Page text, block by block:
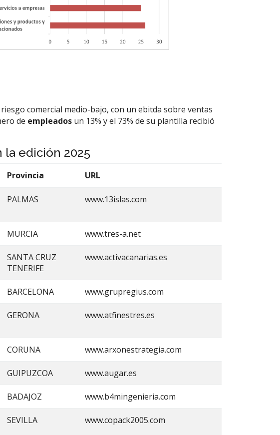
comercial medio-bajo, con un ebitda sobre ventas
de empleados un 13% y el 73% de su plantilla recibió
la edición 2025
Provincia URL
PALMAS www.13islas.com
MURCIA www.tres-a.net
SANTA CRUZ
TENERIFE
www.activacanarias.es
BARCELONA www.grupregius.com
GERONA www.atfinestres.es
CORUNA www.arxonestrategia.com
GUIPUZCOA www.augar.es
BADAJOZ www.b4mingenieria.com
SEVILLA www.copack2005.com